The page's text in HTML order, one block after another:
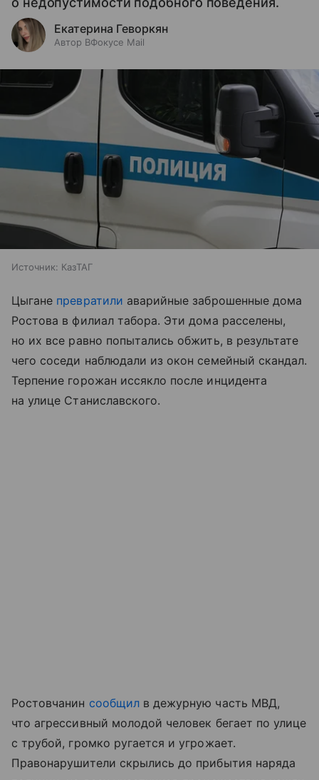
Екатерина Геворкян
Автор ВФокусе Mail
Источник: КазТАГ
Цыгане превратили аварийные заброшенные дома
Ростова в филиал табора. Эти дома расселены,
но их все равно попытались обжить, в результате
чего соседи наблюдали из окон семейный скандал.
Терпение горожан иссякло после инцидента
на улице Станиславского.
Ростовчанин сообщилв дежурную часть МВД,
что агрессивный молодой человек бегает по улице
с трубой, громко ругается и угрожает.
Правонарушители скрылись до прибытия наряда